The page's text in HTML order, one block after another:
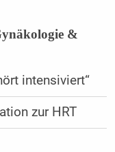
&
intensiviert“
zur HRT